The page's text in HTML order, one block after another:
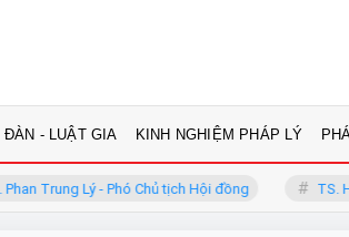
ĐÀN - LUẬT GIA KINH NGHIỆM PHÁP LÝ
Trung Lý - Phó Chủ tịch Hội đồng TS. Hà